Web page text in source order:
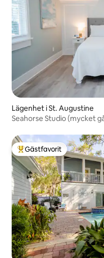
Lägenhet i St. Augustine
Seahorse Studio (mycket
Populär gästfavorit
Gästfavorit